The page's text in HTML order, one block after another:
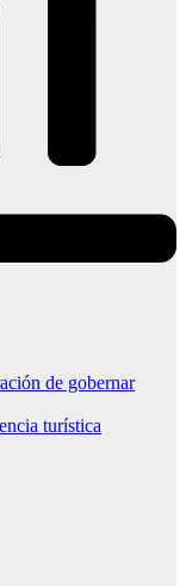
de gobernar
turística